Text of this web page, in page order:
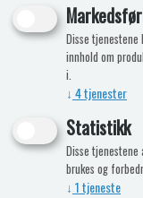
Disse
innhold om
i.
↓ 4tjenester
Statistikk
Disse
brukes og
↓ 1tjeneste